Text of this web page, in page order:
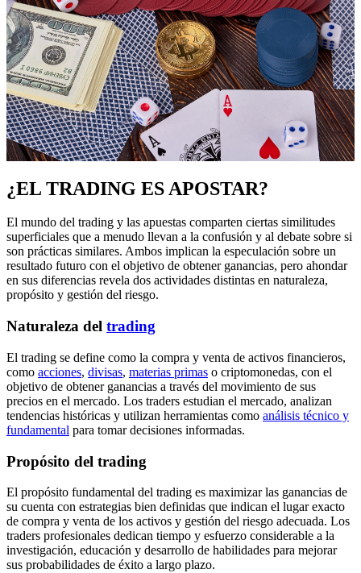
¿EL TRADING ES APOSTAR?
El mundo del trading y las apuestas comparten ciertas similitudes
superficiales que a menudo llevan a la confusión y al debate sobre si
son prácticas similares. Ambos implican la especulación sobre un
resultado futuro con el objetivo de obtener ganancias, pero ahondar
en sus diferencias revela dos actividades distintas en naturaleza,
propósito y gestión del riesgo.
Naturaleza del trading
El trading se define como la compra y venta de activos financieros,
como acciones, divisas, materias primas o criptomonedas, con el
objetivo de obtener ganancias a través del movimiento de sus
precios en el mercado. Los traders estudian el mercado, analizan
tendencias históricas y utilizan herramientas como análisis técnico y
fundamental para tomar decisiones informadas.
Propósito del trading
El propósito fundamental del trading es maximizar las ganancias de
su cuenta con estrategias bien definidas que indican el lugar exacto
de compra y venta de los activos y gestión del riesgo adecuada. Los
traders profesionales dedican tiempo y esfuerzo considerable a la
investigación, educación y desarrollo de habilidades para mejorar
sus probabilidades de éxito a largo plazo.